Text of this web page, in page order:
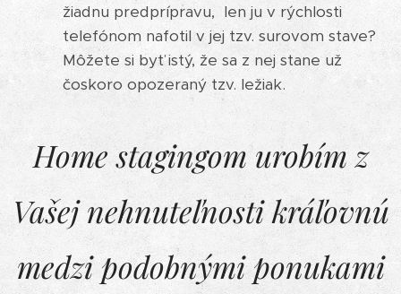
žiadnu predprípravu, len ju v rýchlosti
telefónom nafotil v jej tzv. surovom stave?
Môžete si byť istý, že sa z nej stane už
čoskoro opozeraný tzv. ležiak.
Home stagingom urobím z
Vašej nehnuteľnosti kráľovnú
medzi podobnými ponukami